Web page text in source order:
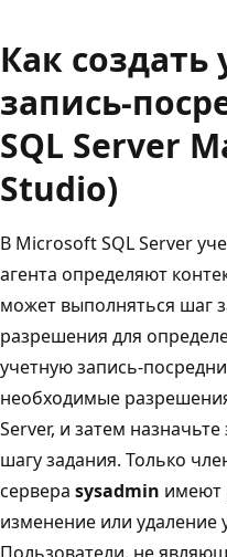
Как создать
запись-
SQL Server
Studio)
В Microsoft SQL Server
агента определяют
может выполняться шаг
разрешения для
учетную запись-
необходимые
Server, и затем
шагу задания. Только
сервера sysadmin имеют
изменение или удаление
Пользователи, не